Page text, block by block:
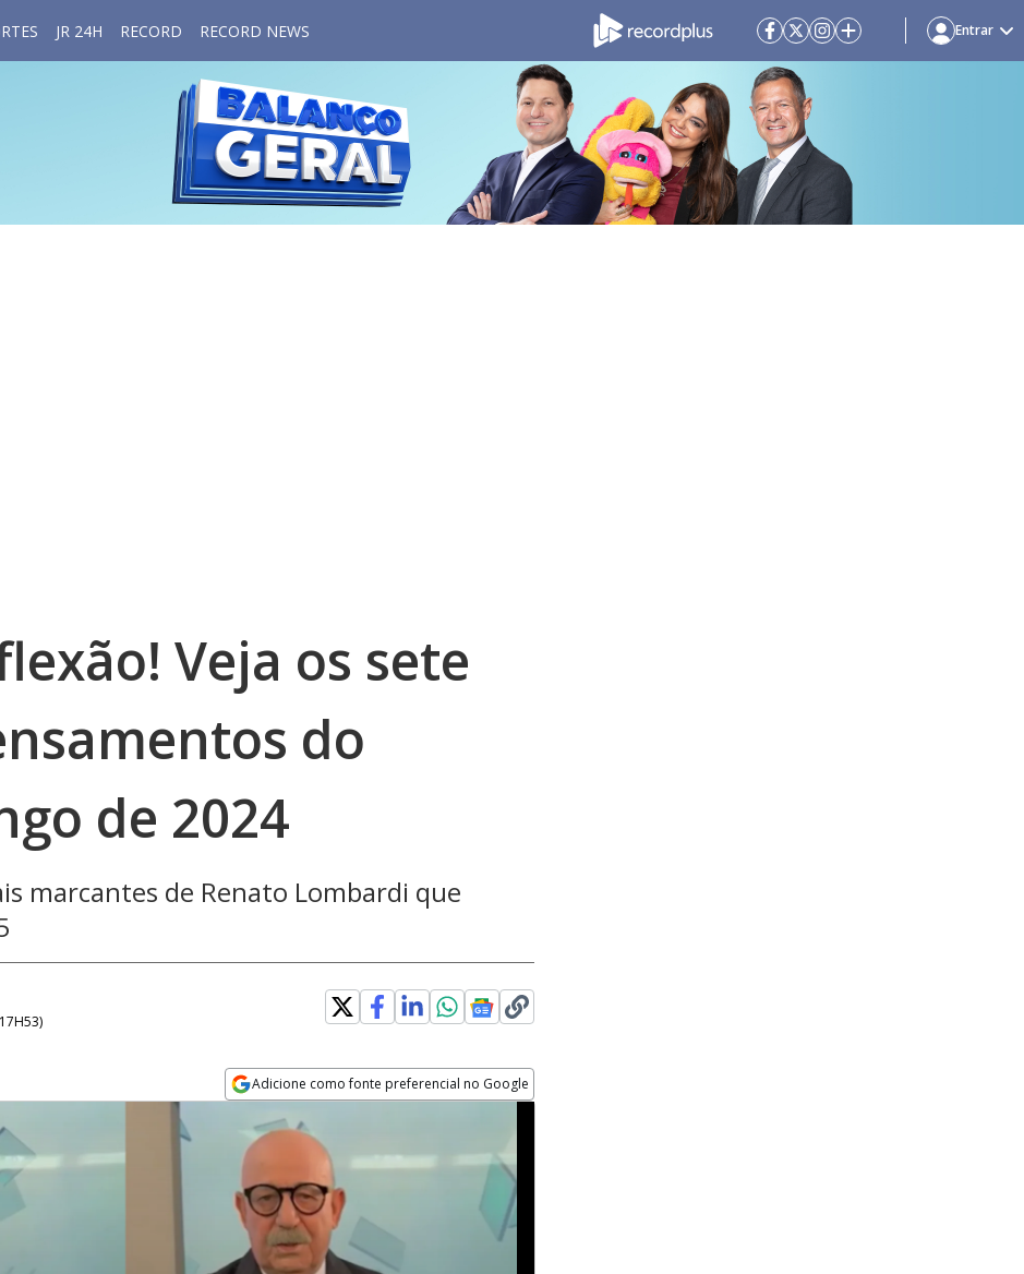
JR 24H RECORD RECORD NEWS Entrar
Veja os sete
do
de 2024
marcantes de Renato Lombardi que
)
Adicione como fonte preferencial no Google
Opens in new window